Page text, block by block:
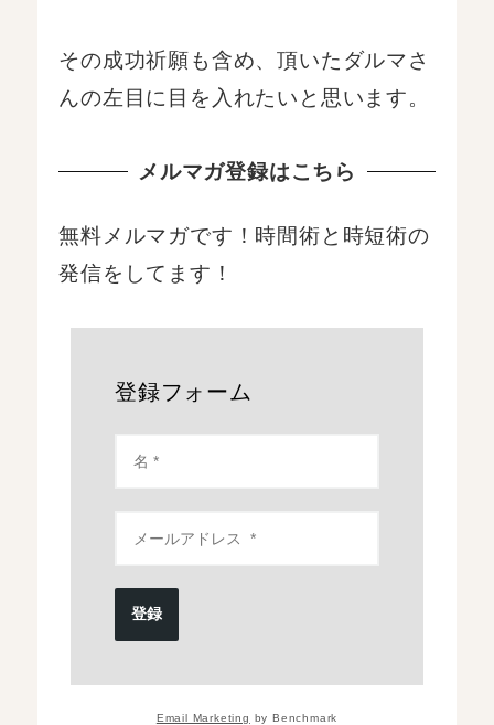
その成功祈願も含め、頂いたダルマさ
んの左目に目を入れたいと思います。
メルマガ登録はこちら
無料メルマガです！時間術と時短術の
発信をしてます！
登録フォーム
登録
Email Marketing by Benchmark